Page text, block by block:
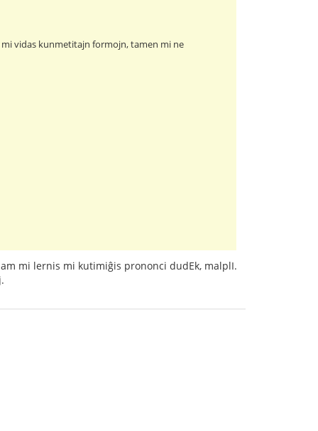
mi vidas kunmetitajn formojn, tamen mi ne
mi lernis mi kutimiĝis prononci dudEk, malplI.